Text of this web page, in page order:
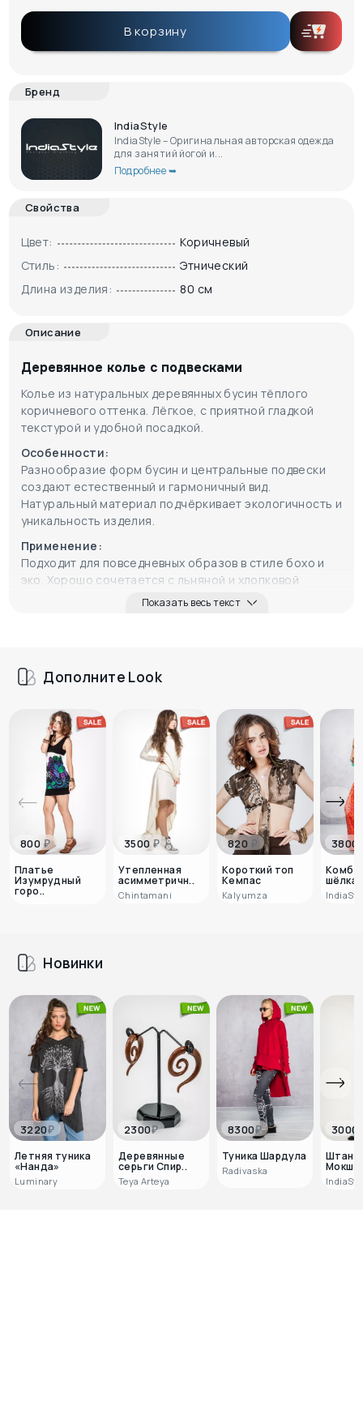
В корзину
Бренд
IndiaStyle
IndiaStyle – Оригинальная авторская одежда
для занятий йогой и...
Подробнее ➥
Свойства
Цвет:
Коричневый
Стиль:
Этнический
Длина изделия:
80 см
Описание
Деревянное колье с подвесками
Колье из натуральных деревянных бусин тёплого
коричневого оттенка. Лёгкое, с приятной гладкой
текстурой и удобной посадкой.
Особенности:
Разнообразие форм бусин и центральные подвески
создают естественный и гармоничный вид.
Натуральный материал подчёркивает экологичность и
уникальность изделия.
Применение:
Подходит для повседневных образов в стиле бохо и
эко. Хорошо сочетается с льняной и хлопковой
одеждой, добавляя природный акцент.
Показать весь текст
Дополните Look
800 ₽
Платье
Изумрудный
горо..
3500 ₽
Утепленная
асимметричн..
Chintamani
820 ₽
Короткий топ
Кемпас
Kalyumza
3800
шёлка
Новинки
3220₽
Летняя туника
«Нанда»
Luminary
2300₽
Деревянные
серьги Спир..
Teya Arteya
8300₽
Туника Шардула
Radivaska
3000
Штаны
Мокша